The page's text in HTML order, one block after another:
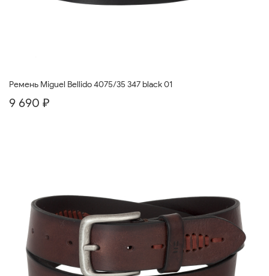
Ремень Miguel Bellido 4075/35 347 black 01
9 690 ₽